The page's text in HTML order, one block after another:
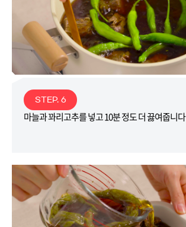
STEP. 6
마늘과 꽈리고추를 넣고 10분 정도 더 끓여줍니다